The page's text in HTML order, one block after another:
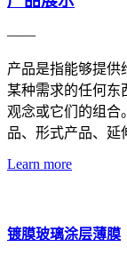
——
产品是指能够提供
某种需求的任何东
观念或它们的组合
品、形式产品、延
Learn more
镀膜玻璃涂层薄膜